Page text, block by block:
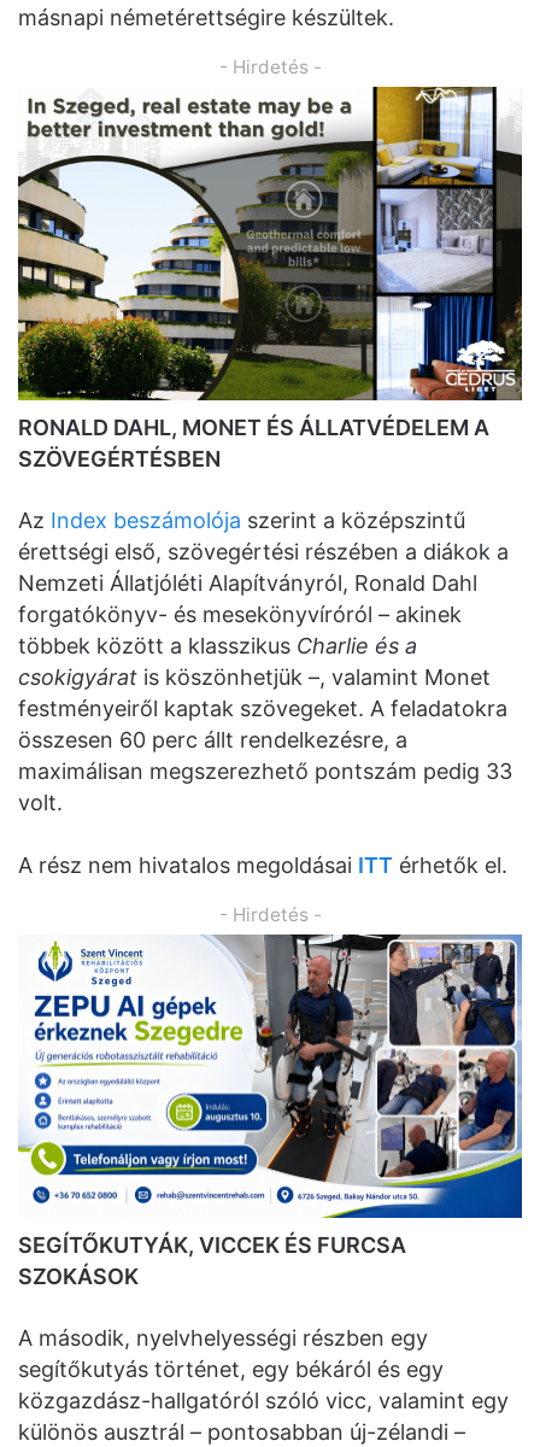
másnapi németérettségire készültek.
- Hirdetés -
RONALD DAHL, MONET ÉS ÁLLATVÉDELEM A
SZÖVEGÉRTÉSBEN
Az Index beszámolója szerint a középszintű
érettségi első, szövegértési részében a diákok a
Nemzeti Állatjóléti Alapítványról, Ronald Dahl
forgatókönyv- és mesekönyvíróról – akinek
többek között a klasszikus Charlie és a
csokigyárat is köszönhetjük –, valamint Monet
festményeiről kaptak szövegeket. A feladatokra
összesen 60 perc állt rendelkezésre, a
maximálisan megszerezhető pontszám pedig 33
volt.
A rész nem hivatalos megoldásai ITT érhetők el.
- Hirdetés -
SEGÍTŐKUTYÁK, VICCEK ÉS FURCSA
SZOKÁSOK
A második, nyelvhelyességi részben egy
segítőkutyás történet, egy békáról és egy
közgazdász-hallgatóról szóló vicc, valamint egy
különös ausztrál – pontosabban új-zélandi –